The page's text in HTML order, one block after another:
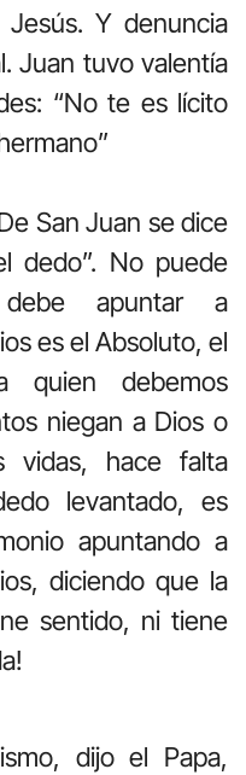
Y denuncia
Juan tuvo valentía
“No te es lícito
San Juan se dice
dedo”. No puede
apuntar a
es el Absoluto, el
quien debemos
niegan a Dios o
vidas, hace falta
levantado, es
apuntando a
diciendo que la
sentido, ni tiene
dijo el Papa,